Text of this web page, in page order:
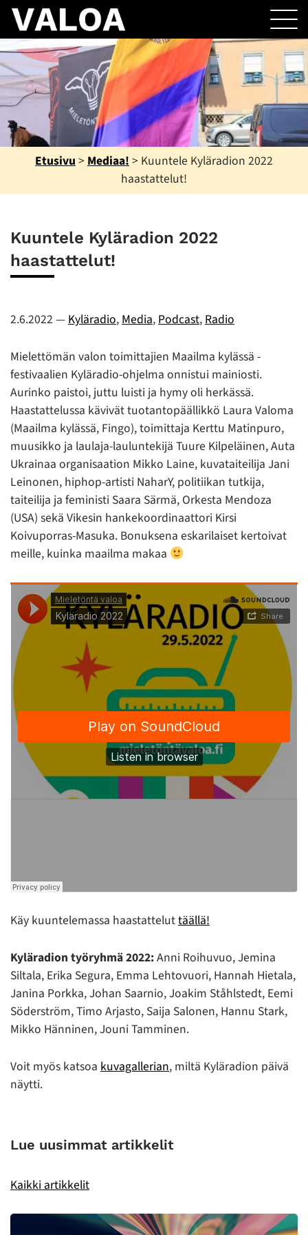
Etusivu > Mediaa! > Kuuntele Kyläradion 2022
haastattelut!
Kuuntele Kyläradion 2022
haastattelut!
2.6.2022 — Kyläradio, Media, Podcast, Radio
Mielettömän valon toimittajien Maailma kylässä -
festivaalien Kyläradio-ohjelma onnistui mainiosti.
Aurinko paistoi, juttu luisti ja hymy oli herkässä.
Haastattelussa kävivät tuotantopäällikkö Laura Valoma
(Maailma kylässä, Fingo), toimittaja Kerttu Matinpuro,
muusikko ja laulaja-lauluntekijä Tuure Kilpeläinen, Auta
Ukrainaa organisaation Mikko Laine, kuvataiteilija Jani
Leinonen, hiphop-artisti NaharY, politiikan tutkija,
taiteilija ja feministi Saara Särmä, Orkesta Mendoza
(USA) sekä Vikesin hankekoordinaattori Kirsi
Koivuporras-Masuka. Bonuksena eskarilaiset kertoivat
meille, kuinka maailma makaa
Käy kuuntelemassa haastatteluttäällä!
Kyläradion työryhmä 2022:Anni Roihuvuo, Jemina
Siltala, Erika Segura, Emma Lehtovuori, Hannah Hietala,
Janina Porkka, Johan Saarnio, Joakim Ståhlstedt, Eemi
Söderström, Timo Arjasto, Saija Salonen, Hannu Stark,
Mikko Hänninen, Jouni Tamminen.
Voit myös katsoa kuvagallerian, miltä Kyläradion päivä
näytti.
Lue uusimmat artikkelit
Kaikki artikkelit